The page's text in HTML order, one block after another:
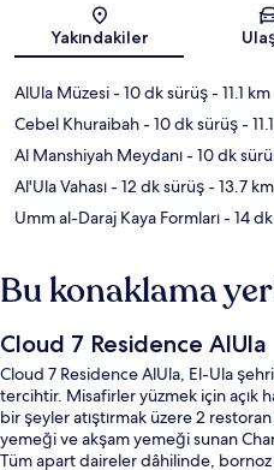
Yakındakiler
AlUla Müzesi- 10 dk sürüş- 11.1 km
Cebel Khuraibah- 10 dk sürüş-
Al Manshiyah Meydanı- 10 dk
Al'Ula Vahası- 12 dk sürüş- 13.7 km
Umm al-Daraj Kaya Formları- 14
Bu konaklama
Cloud 7 Residence AlUla
Cloud 7 Residence AlUla, El-Ula
tercihtir. Misafirler yüzmek için açık
bir şeyler atıştırmak üzere 2
yemeği ve akşam yemeği sunan
Tüm apart daireler dâhilinde, bornoz